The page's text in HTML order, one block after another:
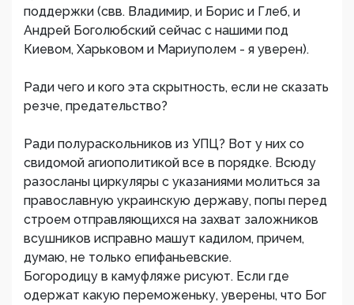
поддержки (свв. Владимир, и Борис и Глеб, и
Андрей Боголюбский сейчас с нашими под
Киевом, Харьковом и Мариуполем - я уверен).
Ради чего и кого эта скрытность, если не сказать
резче, предательство?
Ради полураскольников из УПЦ? Вот у них со
свидомой агиополитикой все в порядке. Всюду
разосланы циркуляры с указаниями молиться за
православную украинскую державу, попы перед
строем отправляющихся на захват заложников
всушников исправно машут кадилом, причем,
думаю, не только епифаньевские.
Богородицу в камуфляже рисуют. Если где
одержат какую переможеньку, уверены, что Бог